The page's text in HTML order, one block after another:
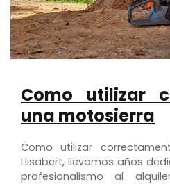
Como utilizar
una motosierra
Como utilizar
Llisabert, llevamos años
profesionalismo al